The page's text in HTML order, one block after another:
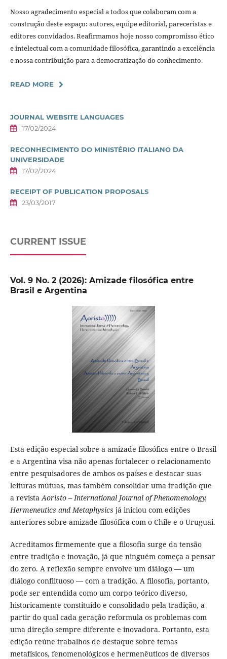
Nosso agradecimento especial a todos que colaboram com a
construção deste espaço: autores, equipe editorial, pareceristas e
editores convidados. Reafirmamos hoje nosso compromisso ético
e intelectual com a comunidade filosófica, garantindo a excelência
e nossa contribuição para a democratização do conhecimento.
READ MORE
JOURNAL WEBSITE LANGUAGES
17/02/2024
RECONHECIMENTO DO MINISTÉRIO ITALIANO DA
UNIVERSIDADE
17/02/2024
RECEIPT OF PUBLICATION PROPOSALS
23/03/2017
CURRENT ISSUE
Vol. 9 No. 2 (2026): Amizade filosófica entre
Brasil e Argentina
Esta edição especial sobre a amizade filosófica entre o Brasil
e a Argentina visa não apenas fortalecer o relacionamento
entre pesquisadores de ambos os países e destacar suas
leituras mútuas, mas também consolidar uma tradição que
a revista Aoristo – International Journal of Phenomenology,
Hermeneutics and Metaphysics já iniciou com edições
anteriores sobre amizade filosófica com o Chile e o Uruguai.
Acreditamos firmemente que a filosofia surge da tensão
entre tradição e inovação, já que ninguém começa a pensar
do zero. A reflexão sempre envolve um diálogo — um
diálogo conflituoso — com a tradição. A filosofia, portanto,
pode ser entendida como um corpo teórico diverso,
historicamente constituído e consolidado pela tradição, a
partir do qual cada geração reformula os problemas com
uma direção sempre diferente e inovadora. Portanto, esta
edição reúne trabalhos de destaque sobre temas
metafísicos, fenomenológicos e hermenêuticos de diversos